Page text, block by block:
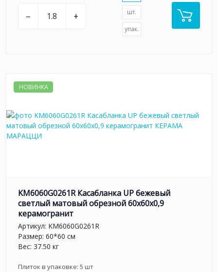
– + шт.
упак.
НОВИНКА
KM6060G0261R Касабланка UP бежевый
светлый матовый обрезной 60x60x0,9
керамогранит
Артикул: KM6060G0261R
Размер: 60*60 см
Вес: 37.50 кг
Плиток в упаковке: 5 шт